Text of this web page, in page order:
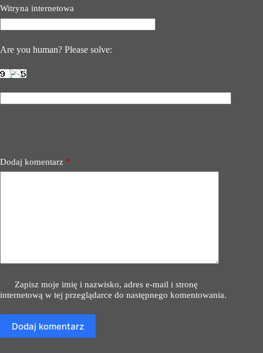
Witryna internetowa
Are you human? Please solve:
Dodaj komentarz *
Zapisz moje imię i nazwisko, adres e-mail i stronę
internetową w tej przeglądarce do następnego komentowania.
Dodaj komentarz